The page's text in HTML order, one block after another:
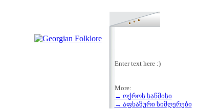
Enter text here :)
More:
→ ოქროს საწმისი
→ აფხაზური სიმღერები